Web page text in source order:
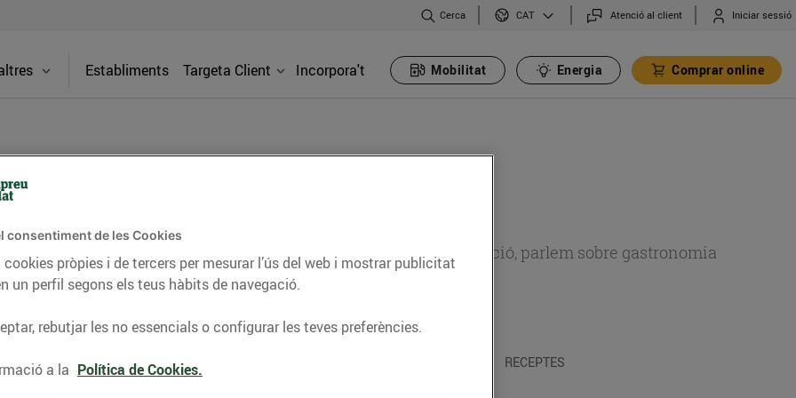
Cerca CAT Atenció al client Iniciar sessió
Establiments Targeta Client Incorpora't Mobilitat Energia Comprar online
consells nutricionals, informació d’actualitat sobre alimentació, parlem sobre gastronomia
del nostre territori i molts altres temes.
CONSELLS I HÀBITS SALUDABLES RECEPTES
consentiment de les Cookies
pròpies i de tercers per mesurar l’ús del web i mostrar publicitat
un perfil segons els teus hàbits de navegació.
rebutjar les no essencials o configurar les teves preferències.
a la Política de Cookies.